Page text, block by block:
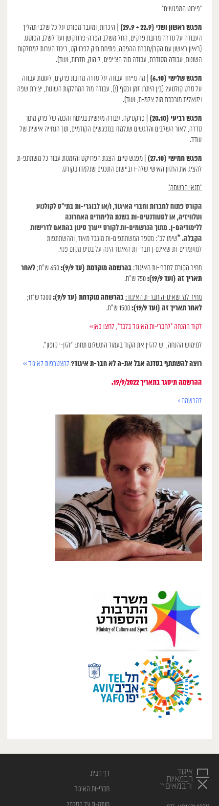
*פירוט המפגשים*
מפגש ראשון ושני (22.9 + 29.9)
| היכרות, ומעבר מפורט על כל שלבי תהליך
העבודה על סדרה מרובת פרקים, החל משלב הפרה-פרודקשן ועד לשלב הפוסט.
(ראיון ראשון עם הקרן/חברת ההפקה, פתיחת תיק לפרויקט, ריכוז הערות למחלקות
השונות, עבודה מסודרת, עבודה מול הצ’יפים, ליהוק, חזרות, ועוד).
מפגש שלישי (6.10)
| מה מייחד עבודה על סדרה מרובת פרקים, לעומת עבודה
על סרט קולנוע? (בין היתר: זמן וכסף (!), עבודה מול המחלקות השונות, יצירת שפה
ויזואלית מורכבת מול צלמ-ת, ועוד).
מפגש רביעי (20.10)
| פרקטיקה. עבודה מעשית בניתוח והכנה של פרק מתוך
סדרה, לאור השלבים והדגשים שנלמדו במפגשים הקודמים, תוך הנחייה אישית של
עודד.
מפגש חמישי (27.10)
| מפגש סיום. הצגת הפרויקט והזמנות עבור כל משתתפ-ת
להציג את החזון האישי שלה-ו וביישום התכנים שנלמדו בקורס.
*תנאי הרשמה*
הקורס פתוח לחברות וחברי האיגוד, ו/או לבוגרי-ות בתי״ס לקולנוע
וטלוויזיה, או לסטודנטים-ות בשנת הלימודים האחרונה
ללימודיהם-ן. מתוך הנרשמים-ות לקורס ייערך סינון בהתאם לדרישות
הקבלה. *שימו לב*: מספר המשתתפים-ות מוגבל מאוד, וההשתתפות
למועמדים-ות שאינם-ן חברי-ות האיגוד הינה על בסיס מקום פנוי.
מחיר הקורס לחברי-ות האיגוד: בהרשמה מוקדמת (עד 9/9): 650 ש״ח;
לאחר
תאריך זה (ועד 19/9):
מחיר למי שאינו-ה חבר-ת האיגוד: בהרשמה מוקדמת (עד 9/9):
לאחר תאריך זה (ועד 19/9): 1500 ש״ח.
לקוד ההנחה *לחברי-ות האיגוד בלבד*, לחצו כאן>>
למימוש ההנחה, יש להזין את הקוד בעמוד התשלום תחת: ״הזן-י קופון״.
רוצה להשתתף בסדנה אבל את-ה לא חבר-ת איגוד? להצטרפות לאיגוד >>
ההרשמה תיסגר בתאריך 19/9/2022.
להרשמה >
דף הבית
חברי-ות האיגוד